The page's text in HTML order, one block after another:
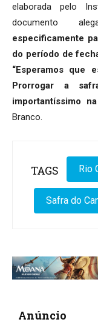
elaborada pelo
documento
especificamente
do período de
“Esperamos que
Prorrogar a
importantíssimo
Branco.
TAGS Rio
Safra do
Anúncio